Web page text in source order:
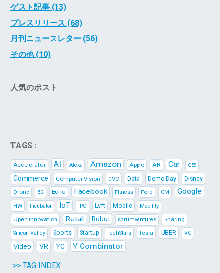
ゲスト記事 (13)
プレスリリース (68)
月刊ニュースレター (56)
その他 (10)
人気のポスト
TAGS :
Accelerator AI Alexa Amazon Apple AR Car CES
Commerce Computer Vision CVC Data Demo Day
Disney
Drone
EC Echo Facebook Fitness Ford GM Google
HW Incubator IoT IPO Lyft Mobile Mobility
Open Innovation Retail Robot scrumventures Sharing
Silicon Valley Sports Startup TechStars Tesla UBER VC
Video VR YC Y Combinator
>> TAG INDEX